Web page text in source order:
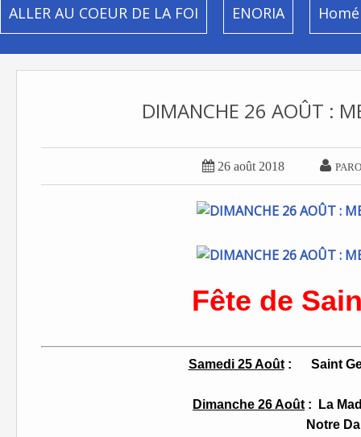
ALLER AU COEUR DE LA FOI ENORIA
DIMANCHE 26 AOÛT :
 26 août 2018 
Fête de
Samedi 25 Août: Saint
Dimanche 26 Août :
La
Notre Dame de